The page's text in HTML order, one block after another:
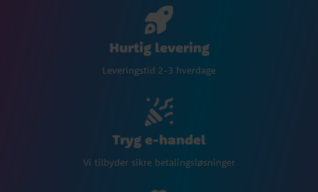
Hurtig levering
Leveringstid 2-3 hverdage
Tryg e-handel
Vi tilbyder sikre betalingsløsninger